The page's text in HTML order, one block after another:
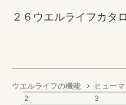
２６ウエルライフカタ
ウエルライフの機能
ヒュー
2
3